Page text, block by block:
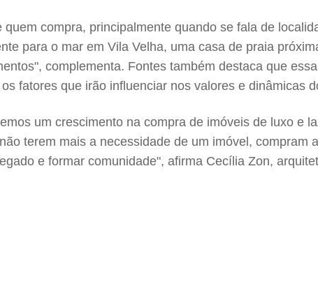
compra, principalmente quando se fala de
para o mar em Vila Velha, uma casa de praia
complementa. Fontes também destaca que
fatores que irão influenciar nos valores e dinâmicas
um crescimento na compra de imóveis de luxo e
terem mais a necessidade de um imóvel,
e formar comunidade", afirma Cecília Zon,